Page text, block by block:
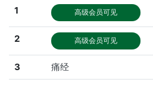
1 高级会员可见
2 高级会员可见
3 痛经